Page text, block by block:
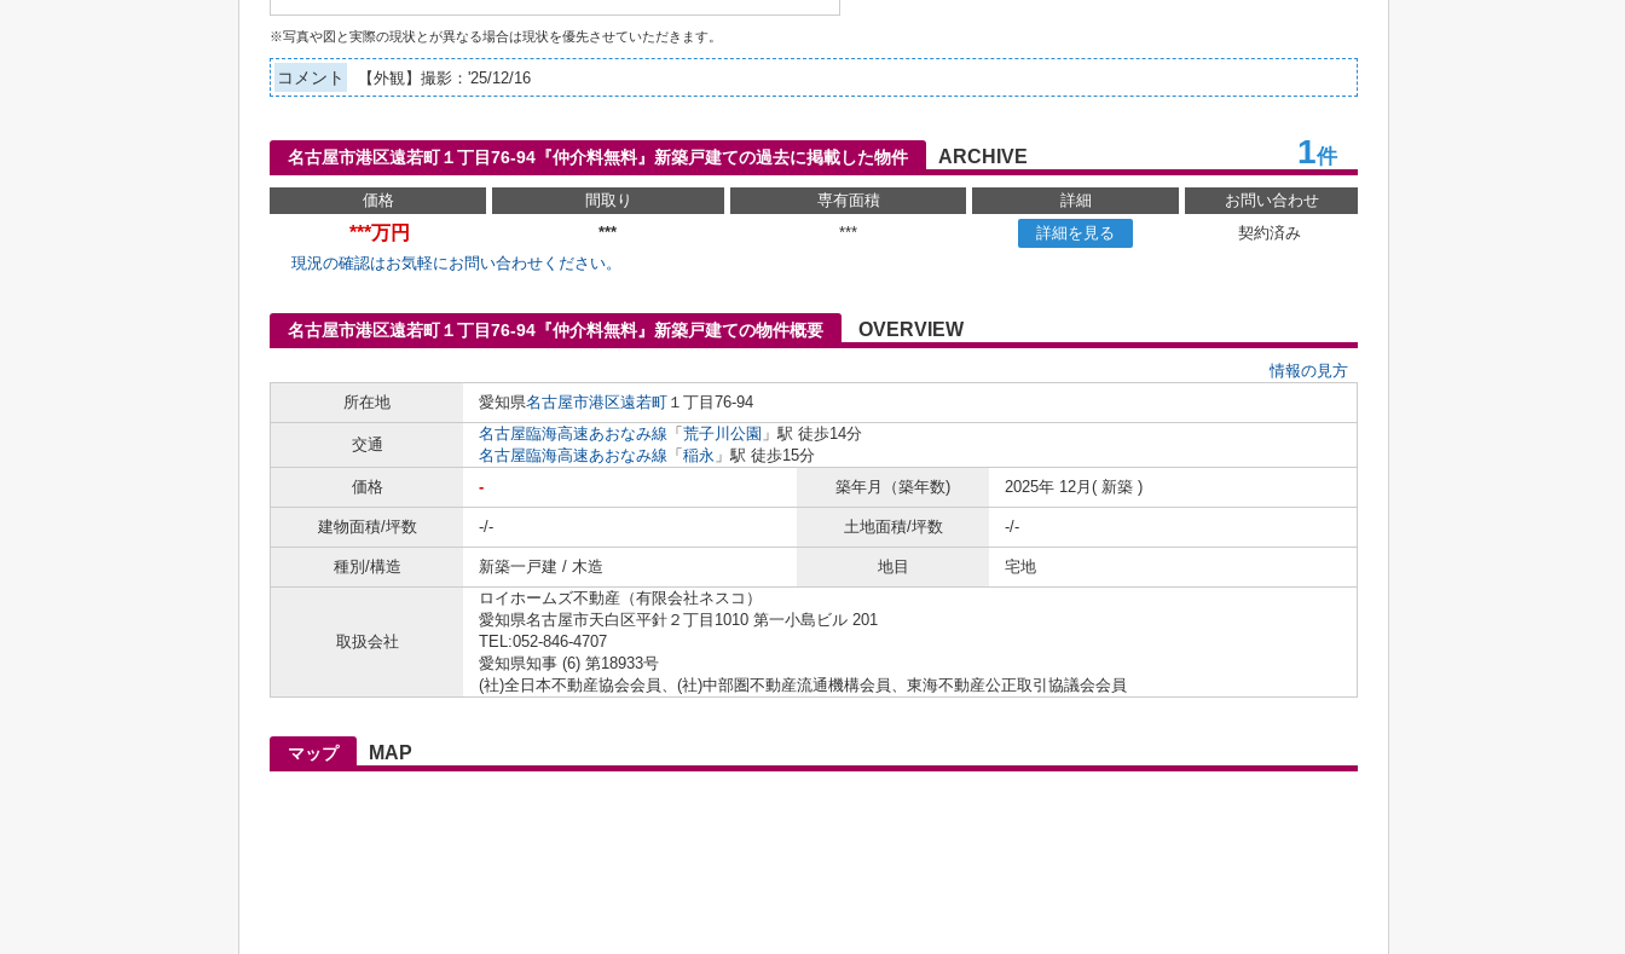
※写真や図と実際の現状とが異なる場合は現状を優先させていただきます。
コメント 【外観】撮影：'25/12/16
名古屋市港区遠若町１丁目76-94『仲介料無料』新築戸建ての過去に掲載した物件 ARCHIVE 1件
価格 間取り 専有面積 詳細 お問い合わせ
***万円 *** *** 詳細を見る
契約済み
現況の確認はお気軽にお問い合わせください。
名古屋市港区遠若町１丁目76-94『仲介料無料』新築戸建ての物件概要 OVERVIEW
情報の見方
所在地
愛知県名古屋市港区遠若町 １丁目76-94
交通
名古屋臨海高速あおなみ線 「 荒子川公園 」駅 徒歩14分
名古屋臨海高速あおなみ線 「 稲永 」駅 徒歩15分
価格
- 築年月（築年数) 2025年 12月( 新築 )
建物面積/坪数 -/- 土地面積/坪数 -/-
種別/構造 新築一戸建 / 木造 地目 宅地
取扱会社
ロイホームズ不動産（有限会社ネスコ）
愛知県名古屋市天白区平針２丁目1010 第一小島ビル 201
TEL:052-846-4707
愛知県知事 (6) 第18933号
(社)全日本不動産協会会員、(社)中部圏不動産流通機構会員、東海不動産公正取引協議会会員
マップ MAP